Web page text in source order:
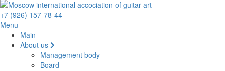
+7 (926) 157-78-44
Menu
Main
About us
Management body
Board